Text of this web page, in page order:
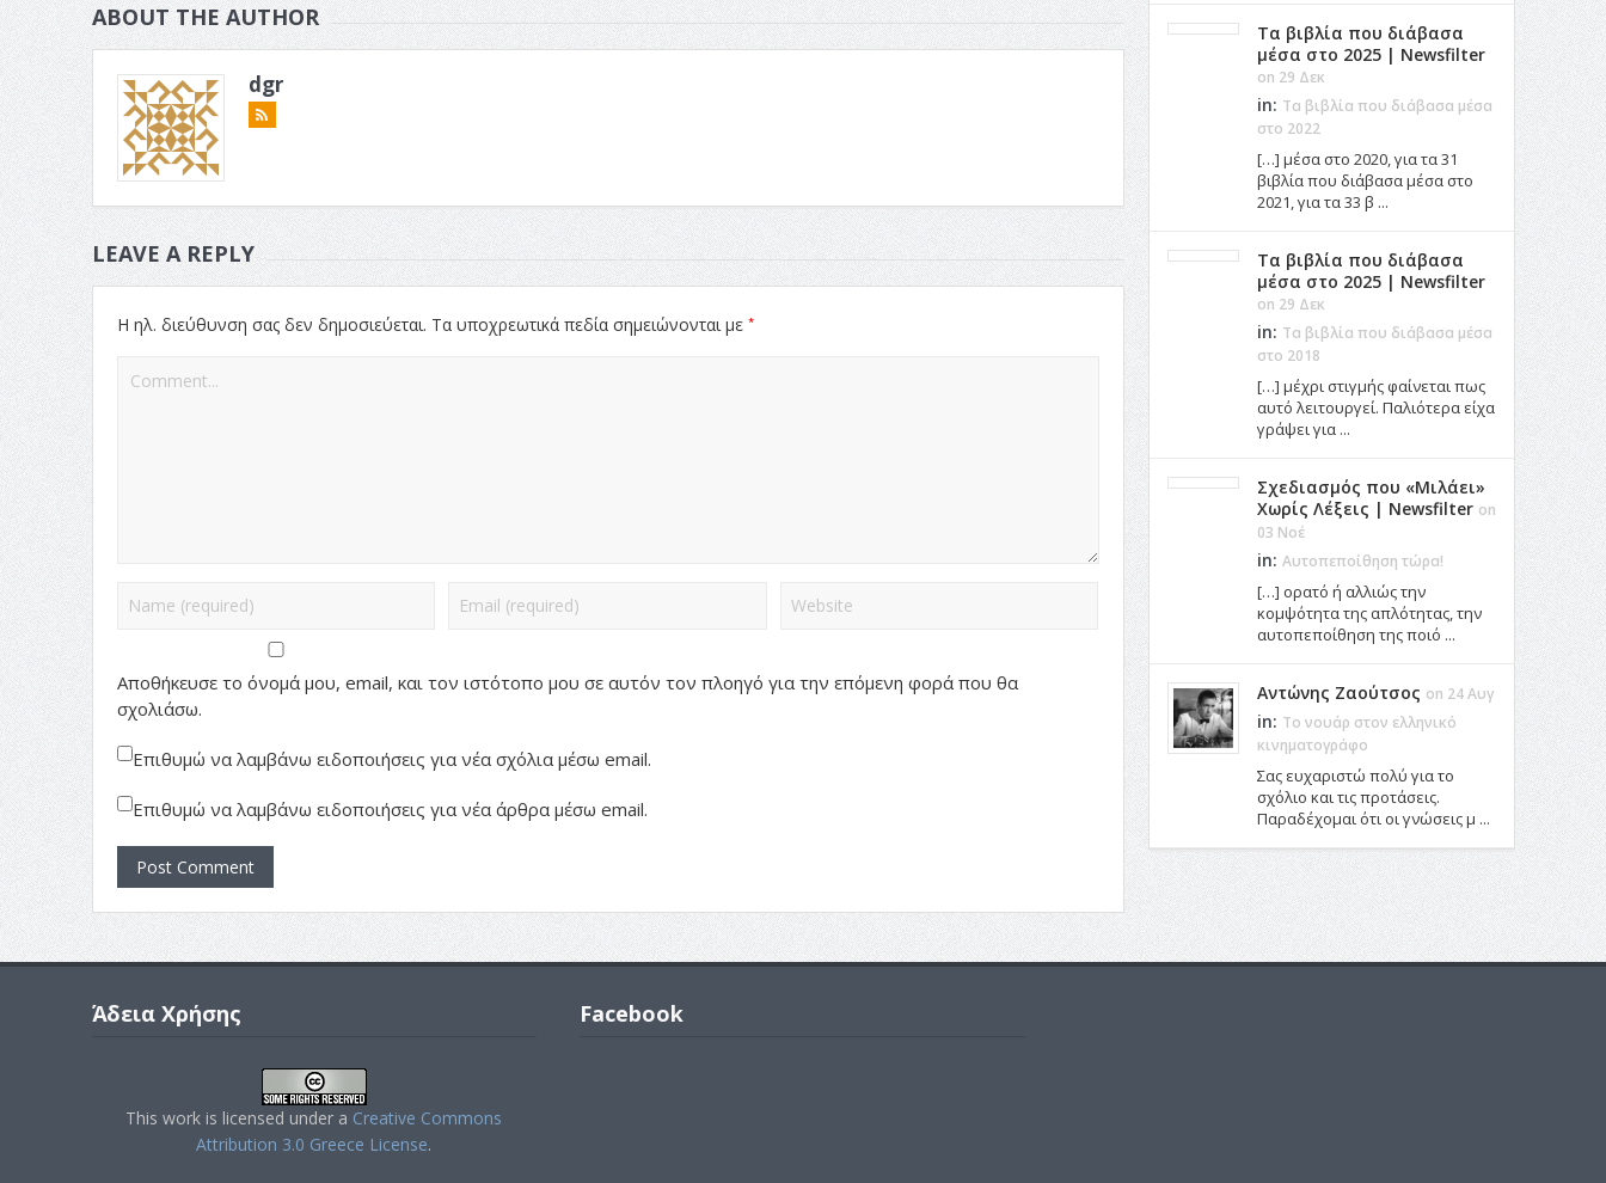
ABOUT THE AUTHOR
dgr
LEAVE A REPLY
Η ηλ. διεύθυνση σας δεν δημοσιεύεται. Τα υποχρεωτικά πεδία σημειώνονται με *
Αποθήκευσε το όνομά μου, email, και τον ιστότοπο μου σε αυτόν τον πλοηγό για την επόμενη φορά που θα
σχολιάσω.
Επιθυμώ να λαμβάνω ειδοποιήσεις για νέα σχόλια μέσω email.
Επιθυμώ να λαμβάνω ειδοποιήσεις για νέα άρθρα μέσω email.
Τα βιβλία που διάβασα
μέσα στο 2025 | Newsfilter
on 29 Δεκ
in: Τα βιβλία που διάβασα μέσα
στο 2022
[…] μέσα στο 2020, για τα 31
βιβλία που διάβασα μέσα στο
2021, για τα 33 β ...
Τα βιβλία που διάβασα
μέσα στο 2025 | Newsfilter
on 29 Δεκ
in: Τα βιβλία που διάβασα μέσα
στο 2018
[…] μέχρι στιγμής φαίνεται πως
αυτό λειτουργεί. Παλιότερα είχα
γράψει για ...
Σχεδιασμός που «Μιλάει»
Χωρίς Λέξεις | Newsfilter on
03 Νοέ
in: Αυτοπεποίθηση τώρα!
[…] ορατό ή αλλιώς την
κομψότητα της απλότητας, την
αυτοπεποίθηση της ποιό ...
Αντώνης Ζαούτσος on 24 Αυγ
in: Το νουάρ στον ελληνικό
κινηματογράφο
Σας ευχαριστώ πολύ για το
σχόλιο και τις προτάσεις.
Παραδέχομαι ότι οι γνώσεις μ ...
Άδεια Χρήσης
This work is licensed under a Creative Commons
Attribution 3.0 Greece License.
Facebook